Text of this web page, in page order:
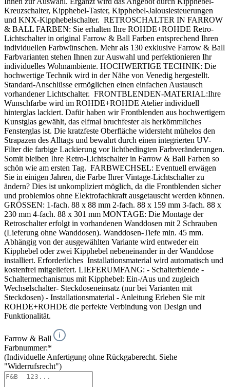
Kreuzschalter, Kipphebel-Taster, Kipphebel-Jalousiesteuerungen
und KNX-Kipphebelschalter. RETROSCHALTER IN FARROW
& BALL FARBEN: Sie erhalten Ihre ROHDE+ROHDE Retro-
Lichtschalter in original Farrow & Ball Farben entsprechend Ihren
individuellen Farbwünschen. Mehr als 130 exklusive Farrow & Ball
Farbvarianten stehen Ihnen zur Auswahl und perfektionieren Ihr
individuelles Wohnambiente. HOCHWERTIGE TECHNIK: Die
hochwertige Technik wird in der Nähe von Venedig hergestellt.
Standard-Anschlüsse ermöglichen einen einfachen Austausch
vorhandener Lichtschalter. FRONTBLENDEN-MATERIAL:Ihre
Wunschfarbe wird im ROHDE+ROHDE Atelier individuell
hinterglas lackiert. Dafür haben wir Frontblenden aus hochwertigem
Kunstglas gewählt, das elfmal bruchfester als herkömmliches
Fensterglas ist. Die kratzfeste Oberfläche widersteht mühelos den
Strapazen des Alltags und bewahrt durch einen integrierten UV-
Filter die farbige Lackierung vor lichtbedingten Farbveränderungen.
Somit bleiben Ihre Retro-Lichtschalter in Farrow & Ball Farben so
schön wie am ersten Tag. FARBWECHSEL: Eventuell erwägen
Sie in einigen Jahren, die Farbe Ihrer Vintage-Lichtschalter zu
ändern? Dies ist unkompliziert möglich, da die Frontblenden sicher
und problemlos ohne Elektrofachkraft ausgetauscht werden können.
GRÖSSEN: 1-fach. 88 x 88 mm 2-fach. 88 x 159 mm 3-fach. 88 x
230 mm 4-fach. 88 x 301 mm MONTAGE: Die Montage der
Retroschalter erfolgt in vorhandenen Wanddosen mit 2 Schrauben
(Lieferung ohne Wanddosen). Wanddosen-Tiefe min. 45 mm.
Abhängig von der ausgewählten Variante wird entweder ein
Kipphebel oder zwei Kipphebel nebeneinander in der Wanddose
installiert. Erforderliches Installationsmaterial wird automatisch und
kostenfrei mitgeliefert. LIEFERUMFANG: - Schalterblende -
Schaltermechanismus mit Kipphebel: Ein-/Aus und zugleich
Wechselschalter- Steckdoseneinsatz (nur bei Varianten mit
Steckdosen) - Installationsmaterial - Anleitung Erleben Sie mit
ROHDE+ROHDE die perfekte Verbindung von Design und
Funktionalität.
Farrow & Ball
Farbnummer:*
(Individuelle Anfertigung ohne Rückgaberecht. Siehe
"Widerrufsrecht")